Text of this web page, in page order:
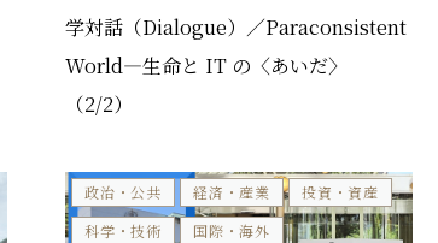
学対話（Dialogue）／Paraconsistent
World―生命と IT の〈あいだ〉
（2/2）
政治・公共 経済・産業
投資・資産
科学・技術
国際・海外